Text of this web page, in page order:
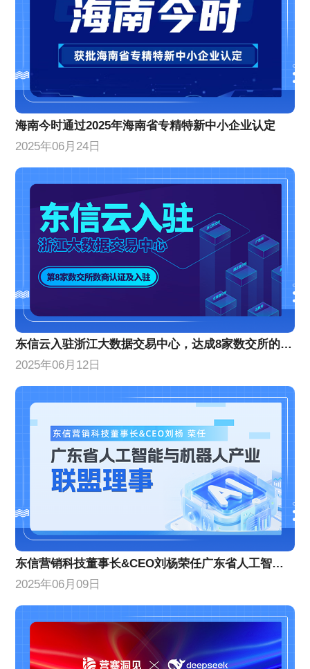
海南今时通过2025年海南省专精特新中小企业认定
2025年06月24日
东信云入驻浙江大数据交易中心，达成8家数交所的数商认证及入驻
2025年06月12日
东信营销科技董事长&CEO刘杨荣任广东省人工智能与机器人产业联盟理事
2025年06月09日